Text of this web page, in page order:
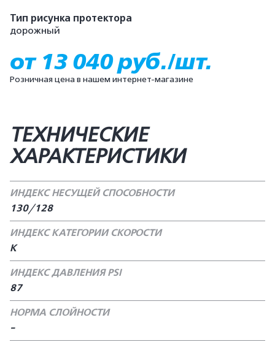
Тип рисунка протектора
дорожный
от 13 040 руб./шт.
Розничная цена в нашем интернет-магазине
ТЕХНИЧЕСКИЕ
ХАРАКТЕРИСТИКИ
ИНДЕКС НЕСУЩЕЙ СПОСОБНОСТИ
130/128
ИНДЕКС КАТЕГОРИИ СКОРОСТИ
K
ИНДЕКС ДАВЛЕНИЯ PSI
87
НОРМА СЛОЙНОСТИ
-